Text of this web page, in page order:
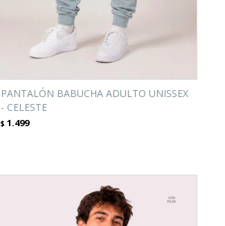
PANTALÓN BABUCHA ADULTO UNISSEX
- CELESTE
$ 1.499